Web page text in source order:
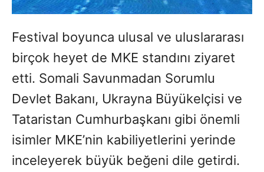
Festival boyunca ulusal ve uluslararası
birçok heyet de MKE standını ziyaret
etti. Somali Savunmadan Sorumlu
Devlet Bakanı, Ukrayna Büyükelçisi ve
Tataristan Cumhurbaşkanı gibi önemli
isimler MKE’nin kabiliyetlerini yerinde
inceleyerek büyük beğeni dile getirdi.